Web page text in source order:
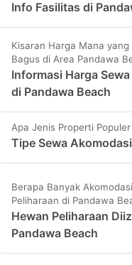
Info Fasilitas di
Kisaran Harga Mana
Bagus di Area Pandawa
Informasi Harga
di Pandawa Beach
Apa Jenis Properti
Tipe Sewa
Berapa Banyak
Peliharaan di Pandawa
Hewan Peliharaan
Pandawa Beach